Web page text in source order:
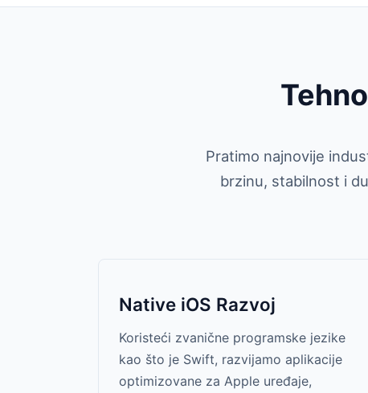
Pratimo najnovije
brzinu, stabilnost i
Native iOS Razvoj
Koristeći zvanične programske jezike
kao što je Swift, razvijamo aplikacije
optimizovane za Apple uređaje,